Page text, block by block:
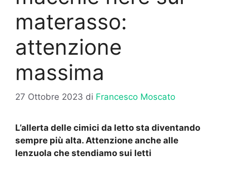
materasso:
attenzione
massima
27 Ottobre 2023 di Francesco Moscato
L’allerta delle cimici da letto sta diventando
sempre più alta. Attenzione anche alle
lenzuola che stendiamo sui letti